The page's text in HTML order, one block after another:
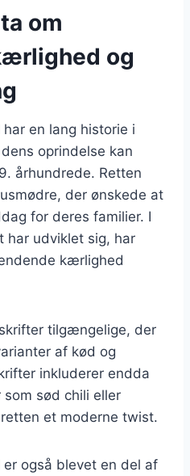
om
og
en lang historie i
oprindelse kan
århundrede. Retten
der ønskede at
for deres familier. I
har udviklet sig, har
kærlighed
tilgængelige, der
af kød og
inkluderer endda
sød chili eller
et moderne twist.
også blevet en del af